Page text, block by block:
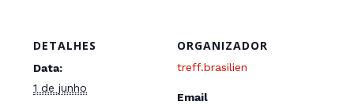
DETALHES
Data:
1 de junho
ORGANIZADOR
treff.brasilien
Email